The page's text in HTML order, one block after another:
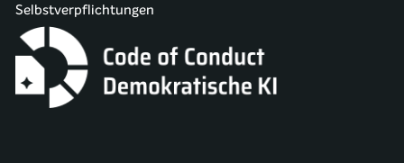
Selbstverpflichtungen